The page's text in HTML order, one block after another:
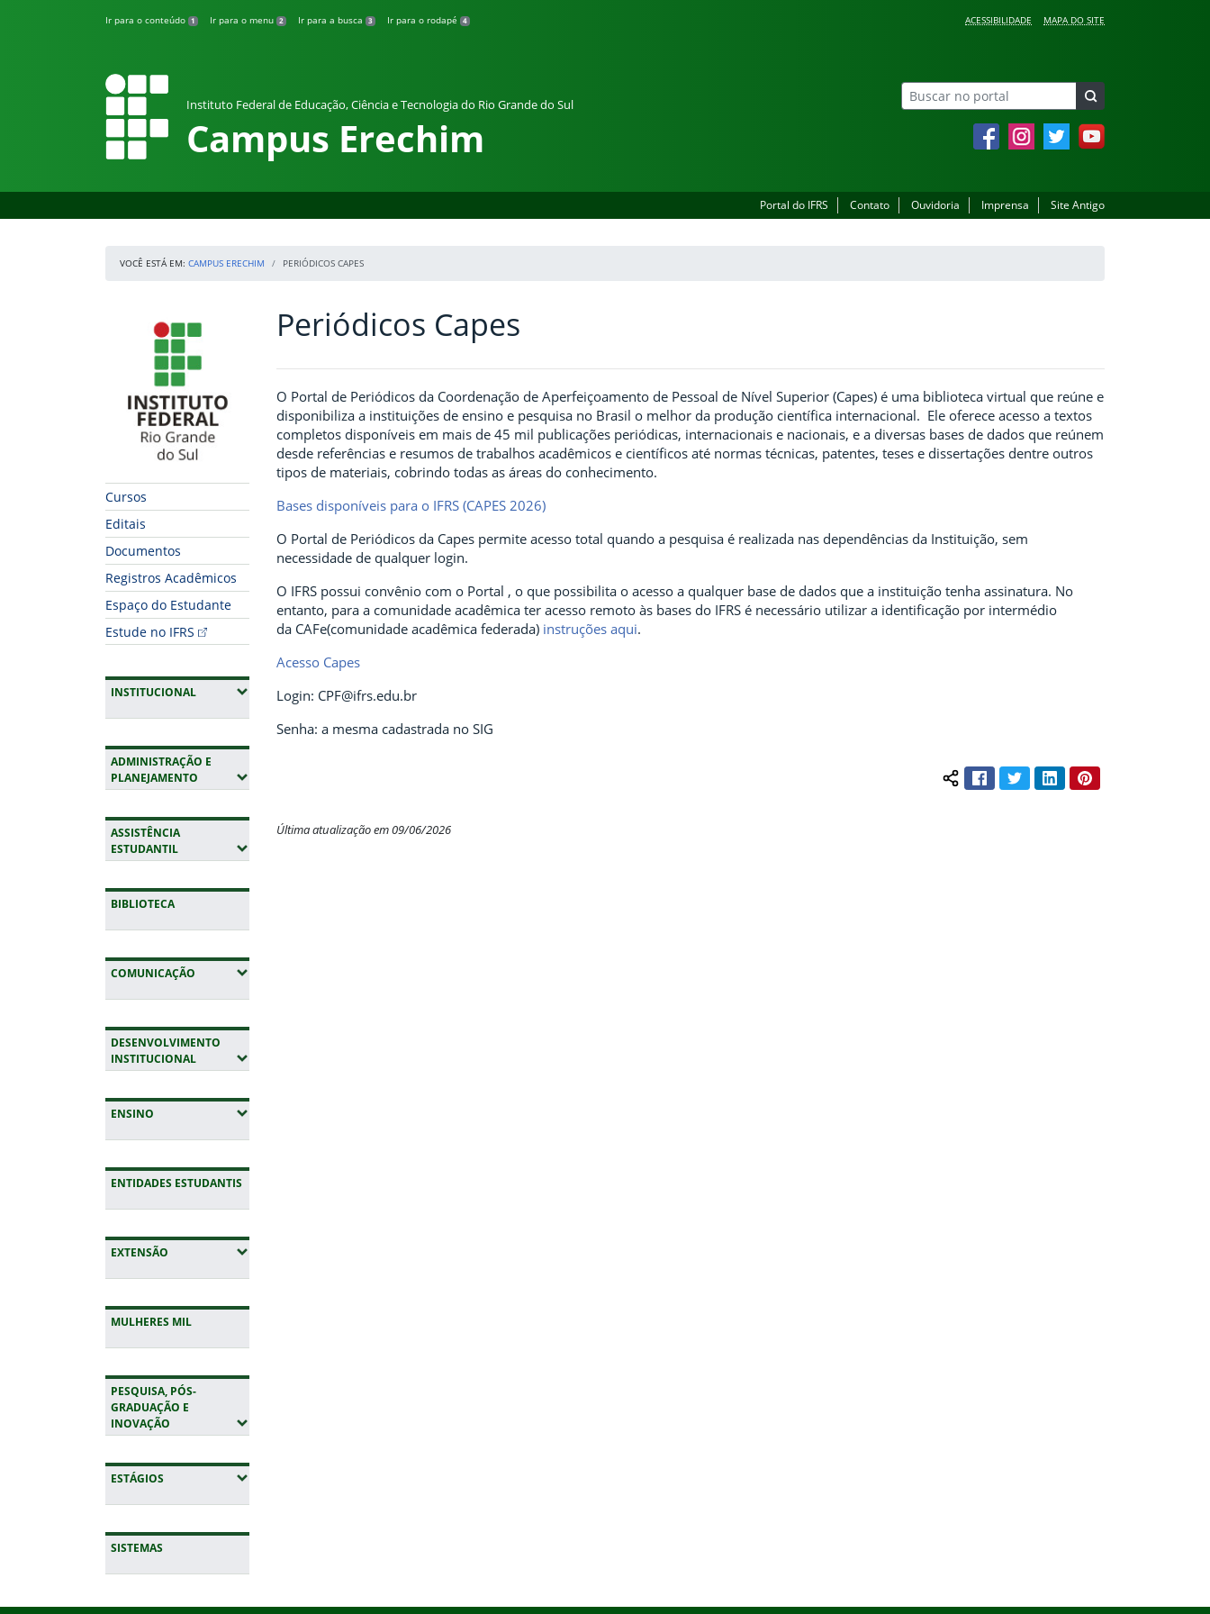
Ir para o conteúdo 1 Ir para o menu 2 Ir para a busca 3 Ir para o rodapé 4 ACESSIBILIDADE MAPA DO SITE
Instituto Federal de Educação, Ciência e Tecnologia do Rio Grande do Sul
Campus Erechim FacebookInstagramTwitter YouTube
Portal do IFRS Contato Ouvidoria Imprensa Site Antigo
VOCÊ ESTÁ EM: CAMPUS ERECHIM PERIÓDICOS CAPES
Início da navegação
Cursos
Editais
Documentos
Registros Acadêmicos
Espaço do Estudante
Estude no IFRS
INSTITUCIONAL(EXPANDIR SUBMENUS)
ADMINISTRAÇÃO E
PLANEJAMENTO (EXPANDIR SUBMENUS)
ASSISTÊNCIA
ESTUDANTIL(EXPANDIR SUBMENUS)
BIBLIOTECA
COMUNICAÇÃO (EXPANDIR SUBMENUS)
DESENVOLVIMENTO
INSTITUCIONAL(EXPANDIR SUBMENUS)
ENSINO (EXPANDIR SUBMENUS)
ENTIDADES ESTUDANTIS
EXTENSÃO (EXPANDIR SUBMENUS)
MULHERES MIL
PESQUISA, PÓS-
GRADUAÇÃO E
INOVAÇÃO (EXPANDIR SUBMENUS)
ESTÁGIOS (EXPANDIR SUBMENUS)
SISTEMAS
Início do conteúdo
Periódicos Capes
O Portal de Periódicos da Coordenação de Aperfeiçoamento de Pessoal de Nível Superior (Capes) é uma biblioteca virtual que reúne e
disponibiliza a instituições de ensino e pesquisa no Brasil o melhor da produção científica internacional. Ele oferece acesso a textos
completos disponíveis em mais de 45 mil publicações periódicas, internacionais e nacionais, e a diversas bases de dados que reúnem
desde referências e resumos de trabalhos acadêmicos e científicos até normas técnicas, patentes, teses e dissertações dentre outros
tipos de materiais, cobrindo todas as áreas do conhecimento.
Bases disponíveis para o IFRS (CAPES 2026)
O Portal de Periódicos da Capes permite acesso total quando a pesquisa é realizada nas dependências da Instituição, sem
necessidade de qualquer login.
O IFRS possui convênio com o Portal , o que possibilita o acesso a qualquer base de dados que a instituição tenha assinatura. No
entanto, para a comunidade acadêmica ter acesso remoto às bases do IFRS é necessário utilizar a identificação por intermédio
da CAFe(comunidade acadêmica federada) instruções aqui.
Acesso Capes
Login: CPF@ifrs.edu.br
Senha: a mesma cadastrada no SIG
Compartilhar conteúdo:
FacebookTwitterLinkedInPinterest
Última atualização em 09/06/2026